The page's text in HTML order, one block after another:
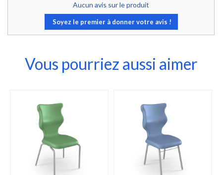
Aucun avis sur le produit
Soyez le premier à donner votre avis !
Vous pourriez aussi aimer